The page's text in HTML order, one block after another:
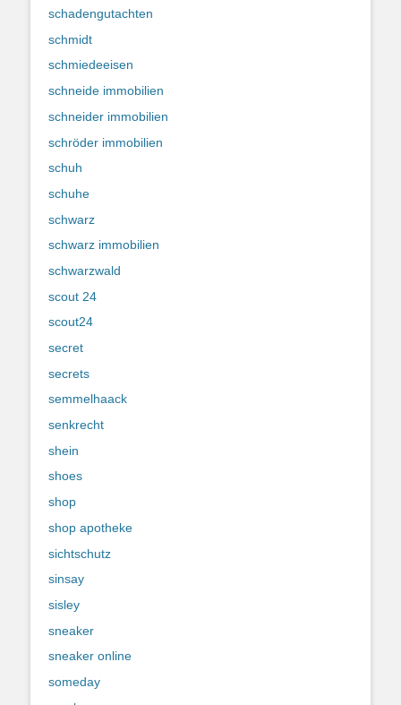
schadengutachten
schmidt
schmiedeeisen
schneide immobilien
schneider immobilien
schröder immobilien
schuh
schuhe
schwarz
schwarz immobilien
schwarzwald
scout 24
scout24
secret
secrets
semmelhaack
senkrecht
shein
shoes
shop
shop apotheke
sichtschutz
sinsay
sisley
sneaker
sneaker online
someday